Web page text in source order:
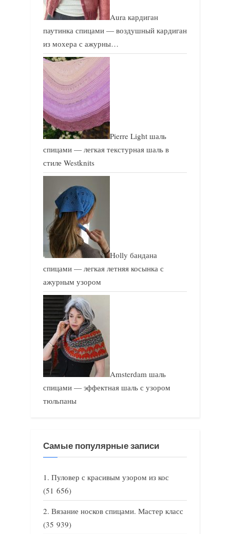
Aura кардиган
паутинка спицами — воздушный кардиган
из мохера с ажурны…
Pierre Light шаль
спицами — легкая текстурная шаль в
стиле Westknits
Holly бандана
спицами — легкая летняя косынка с
ажурным узором
Amsterdam шаль
спицами — эффектная шаль с узором
тюльпаны
Самые популярные записи
Пуловер с красивым узором из кос
(51 656)
Вязание носков спицами. Мастер класс
(35 939)